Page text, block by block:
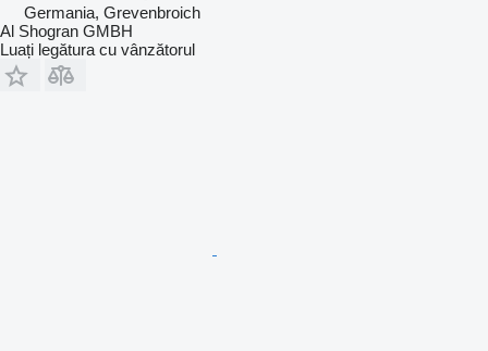
Germania, Grevenbroich
Al Shogran GMBH
Luați legătura cu vânzătorul